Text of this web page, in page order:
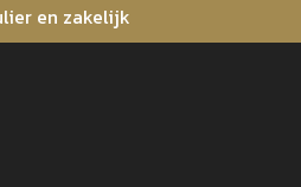
en zakelijk